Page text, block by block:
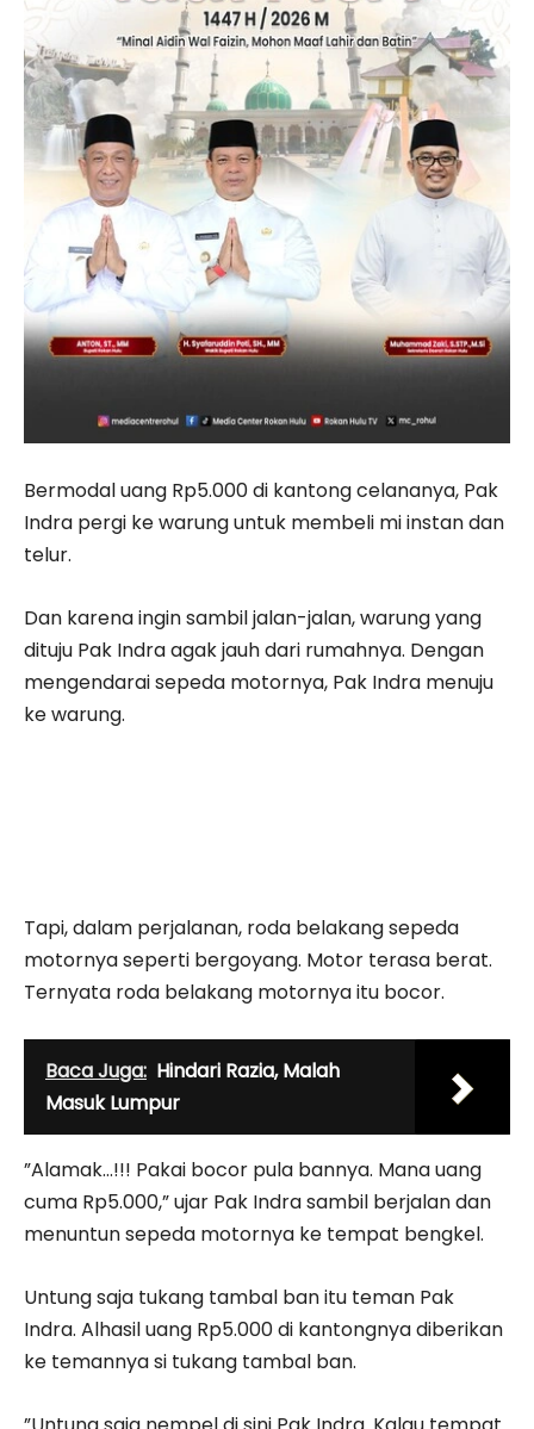
Bermodal uang Rp5.000 di kantong celananya, Pak
Indra pergi ke warung untuk membeli mi instan dan
telur.
Dan karena ingin sambil jalan-jalan, warung yang
dituju Pak Indra agak jauh dari rumahnya. Dengan
mengendarai sepeda motornya, Pak Indra menuju
ke warung.
Tapi, dalam perjalanan, roda belakang sepeda
motornya seperti bergoyang. Motor terasa berat.
Ternyata roda belakang motornya itu bocor.
Baca Juga: Hindari Razia, Malah
Masuk Lumpur
”Alamak…!!! Pakai bocor pula bannya. Mana uang
cuma Rp5.000,” ujar Pak Indra sambil berjalan dan
menuntun sepeda motornya ke tempat bengkel.
Untung saja tukang tambal ban itu teman Pak
Indra. Alhasil uang Rp5.000 di kantongnya diberikan
ke temannya si tukang tambal ban.